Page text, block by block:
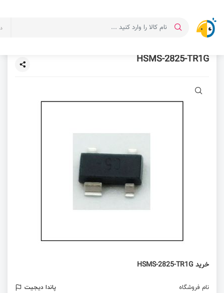
HSMS-2825-TR1G
خرید HSMS-2825-TR1G
نام فروشگاه
پاندا دیجیت